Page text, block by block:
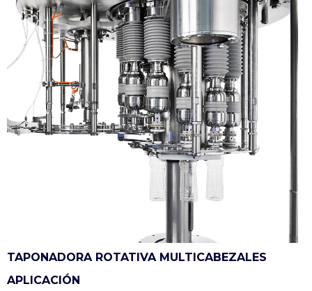
TAPONADORA ROTATIVA MULTICABEZALES
APLICACIÓN